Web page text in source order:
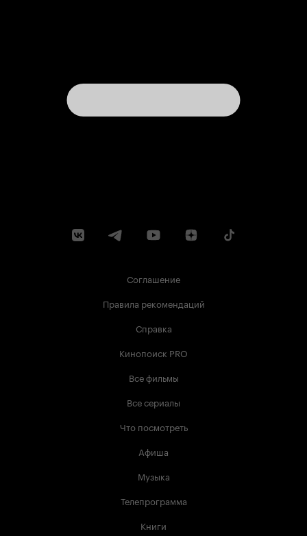
Соглашение
Правила рекомендаций
Справка
Кинопоиск PRO
Все фильмы
Все сериалы
Что посмотреть
Афиша
Музыка
Телепрограмма
Книги